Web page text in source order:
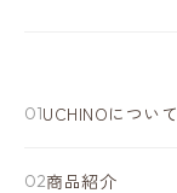
UCHINOについて
商品紹介